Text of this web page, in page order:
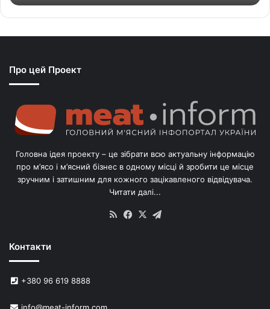
т
ь
п
о
е
й
У
Про цей Проект
Головна ідея проекту – це зібрати всю актуальну інформацію
про м’ясо і м’ясний бізнес в одному місці й зробити це місце
зручним і затишним для кожного зацікавленого відвідувача.
Читати далі...
RSS Facebook
X
Контакти
+380 96 619 8888